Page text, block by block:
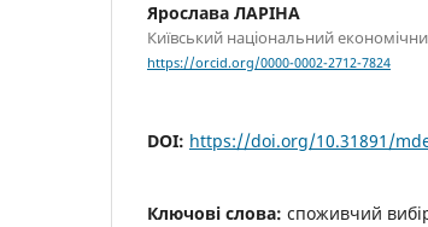
Ярослава ЛАРІНА
Київський національний
https://orcid.org/0000-0002-2712-7824
DOI: https://doi.org/10.31891/
Ключові слова: споживчий